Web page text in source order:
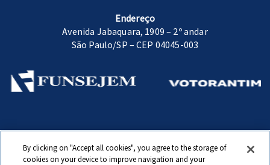
Endereço
Avenida Jabaquara, 1909 – 2º andar
São Paulo/SP – CEP 04045-003
www.funsejem.org.br
By clicking on "Accept all cookies", you agree to the storage of
cookies on your device to improve navigation and your